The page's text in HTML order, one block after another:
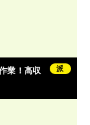
業！高収
派